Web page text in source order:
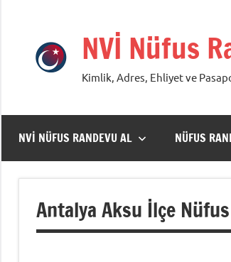
NVİ Nüfus
Kimlik, Adres, Ehliyet ve
NVİ NÜFUS RANDEVU AL NÜFUS
Antalya Aksu İlçe